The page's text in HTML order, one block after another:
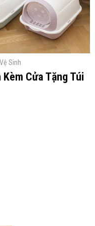
Sinh
Cửa Tặng Túi